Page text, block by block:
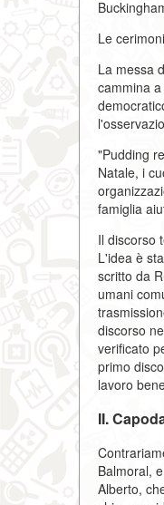
Le
La messa
cammina
"Pudding
Natale, i
famiglia
Il discorso
L'idea è
scritto da
umani
discorso
verificato
primo
lavoro
II.
Balmoral,
Alberto,